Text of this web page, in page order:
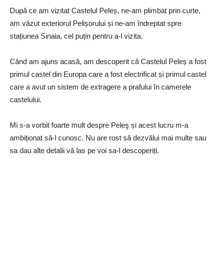
După ce am vizitat Castelul Peleș, ne-am plimbat prin curte,
am văzut exteriorul Pelișorului și ne-am îndreptat spre
stațiunea Sinaia, cel puțin pentru a-l vizita.
Când am ajuns acasă, am descoperit că Castelul Peleș a fost
primul castel din Europa care a fost electrificat și primul castel
care a avut un sistem de extragere a prafului în camerele
castelului.
Mi s-a vorbit foarte mult despre Peleş și acest lucru m-a
ambiționat să-l cunosc. Nu are rost să dezvălui mai multe sau
sa dau alte detalii vă las pe voi sa-l descoperiți.